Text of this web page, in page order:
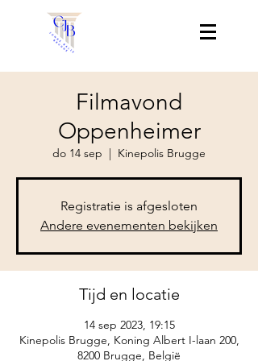
Filmavond
Oppenheimer
do 14 sep
  |
Kinepolis Brugge
Registratie is afgesloten
Andere evenementen bekijken
Tijd en locatie
14 sep 2023, 19:15
Kinepolis Brugge, Koning Albert I-laan 200,
8200 Brugge, België